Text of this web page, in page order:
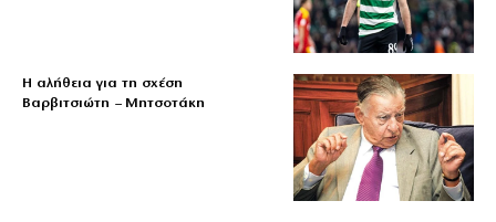
Η αλήθεια για τη σχέση
Βαρβιτσιώτη – Μητσοτάκη